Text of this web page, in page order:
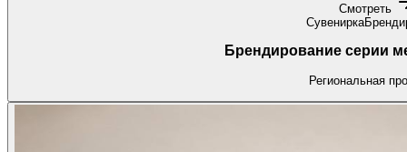
Смотреть
Сувенирка
Брендирование серии
Региональная